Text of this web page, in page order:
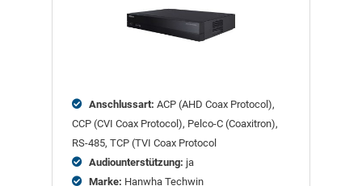
Anschlussart: ACP (AHD Coax Protocol),
CCP (CVI Coax Protocol), Pelco-C (Coaxitron),
RS-485, TCP (TVI Coax Protocol
Audiounterstützung: ja
Marke: Hanwha Techwin